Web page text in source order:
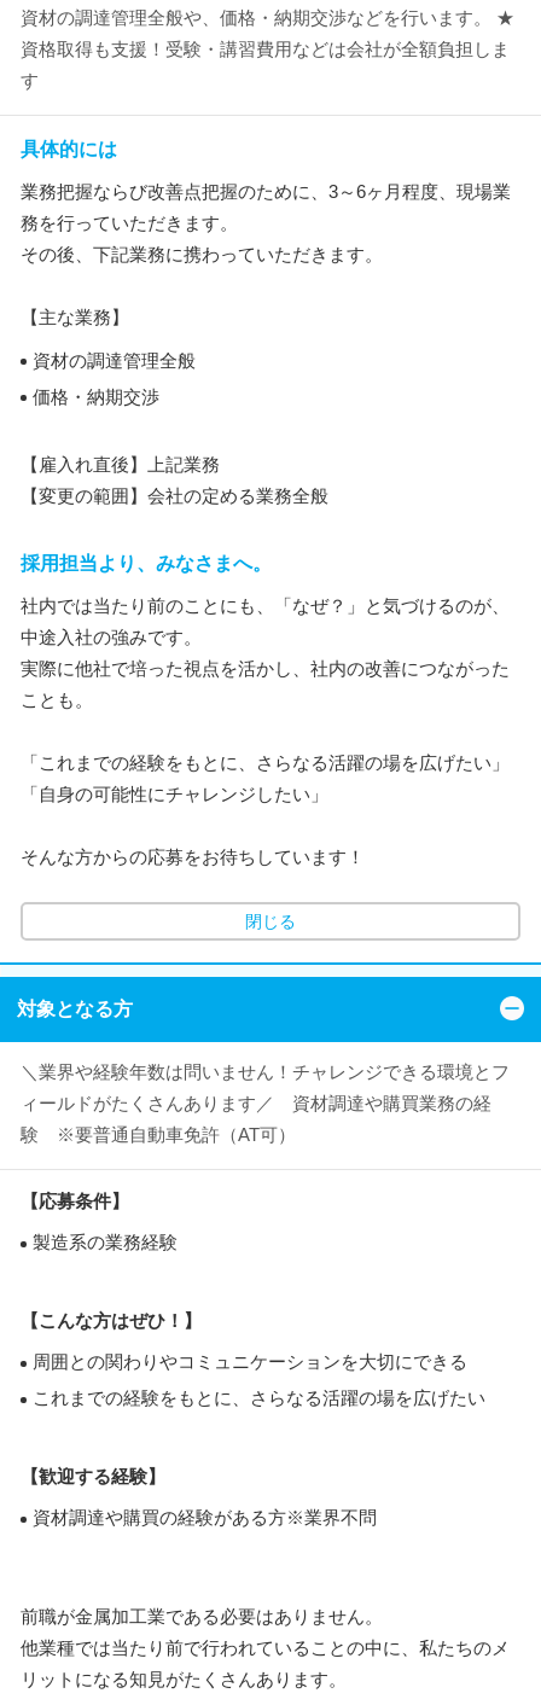
資材の調達管理全般や、価格・納期交渉などを行います。 ★
資格取得も支援！受験・講習費用などは会社が全額負担しま
す
具体的には
業務把握ならび改善点把握のために、3～6ヶ月程度、現場業
務を行っていただきます。
その後、下記業務に携わっていただきます。
【主な業務】
資材の調達管理全般
価格・納期交渉
【雇入れ直後】上記業務
【変更の範囲】会社の定める業務全般
採用担当より、みなさまへ。
社内では当たり前のことにも、「なぜ？」と気づけるのが、
中途入社の強みです。
実際に他社で培った視点を活かし、社内の改善につながった
ことも。
「これまでの経験をもとに、さらなる活躍の場を広げたい」
「自身の可能性にチャレンジしたい」
そんな方からの応募をお待ちしています！
閉じる
対象となる方
＼業界や経験年数は問いません！チャレンジできる環境とフ
ィールドがたくさんあります／ 資材調達や購買業務の経
験 ※要普通自動車免許（AT可）
【応募条件】
製造系の業務経験
【こんな方はぜひ！】
周囲との関わりやコミュニケーションを大切にできる
これまでの経験をもとに、さらなる活躍の場を広げたい
【歓迎する経験】
資材調達や購買の経験がある方※業界不問
前職が金属加工業である必要はありません。
他業種では当たり前で行われていることの中に、私たちのメ
リットになる知見がたくさんあります。